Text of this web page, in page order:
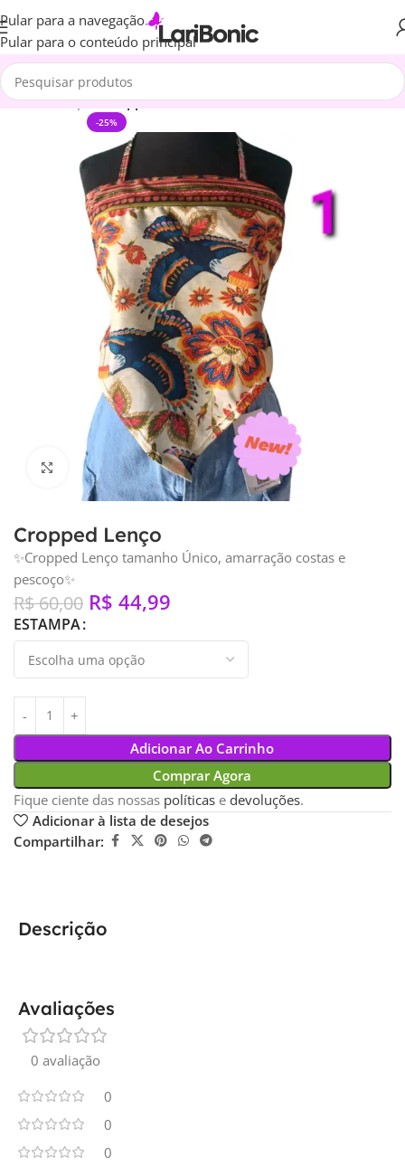
Pular para a navegação
Pular para o conteúdo principal
Início Roupas Cropped
-25%
Clique para ampliar
Cropped Lenço
✨️Cropped Lenço tamanho Único, amarração costas e
pescoço✨️
R$60,00 R$ 44,99
ESTAMPA
Adicionar Ao Carrinho
Comprar Agora
Fique ciente das nossas políticas e devoluções.
Adicionar à lista de desejos
Compartilhar:
Descrição
Avaliações
0 avaliação
0
0
0